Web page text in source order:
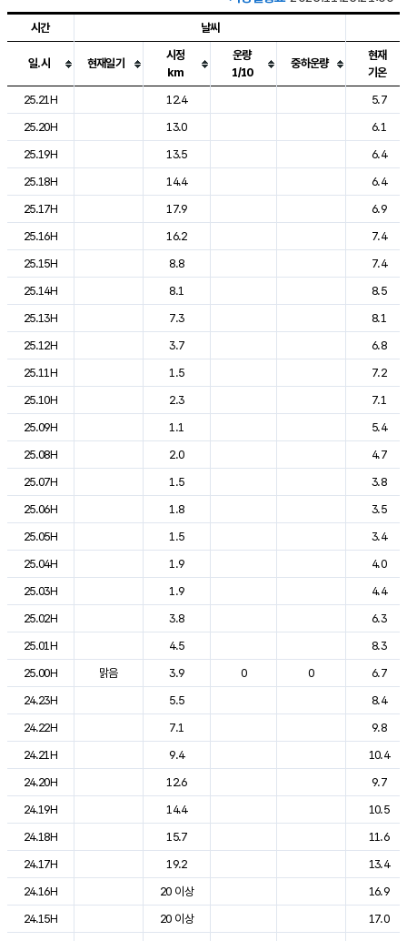
도시별 기상실황표로 지점, 날씨, 기온, 강수, 바람, 기압등을 안내한 표입
시간 날씨
일.시 현재일기
시정
km
운량
1/10
중하운량
현재
기온
25.21H
12.4
5.7
25.20H
13.0
6.1
25.19H
13.5
6.4
25.18H
14.4
6.4
25.17H
17.9
6.9
25.16H
16.2
7.4
25.15H
8.8
7.4
25.14H
8.1
8.5
25.13H
7.3
8.1
25.12H
3.7
6.8
25.11H
1.5
7.2
25.10H
2.3
7.1
25.09H
1.1
5.4
25.08H
2.0
4.7
25.07H
1.5
3.8
25.06H
1.8
3.5
25.05H
1.5
3.4
25.04H
1.9
4.0
25.03H
1.9
4.4
25.02H
3.8
6.3
25.01H
4.5
8.3
25.00H
맑음 3.9 0 0
6.7
24.23H
5.5
8.4
24.22H
7.1
9.8
24.21H
9.4
10.4
24.20H
12.6
9.7
24.19H
14.4
10.5
24.18H
15.7
11.6
24.17H
19.2
13.4
24.16H
20 이상
16.9
24.15H
20 이상
17.0